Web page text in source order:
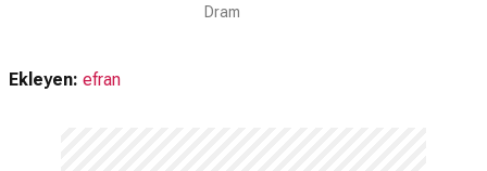
Dram
Ekleyen: efran